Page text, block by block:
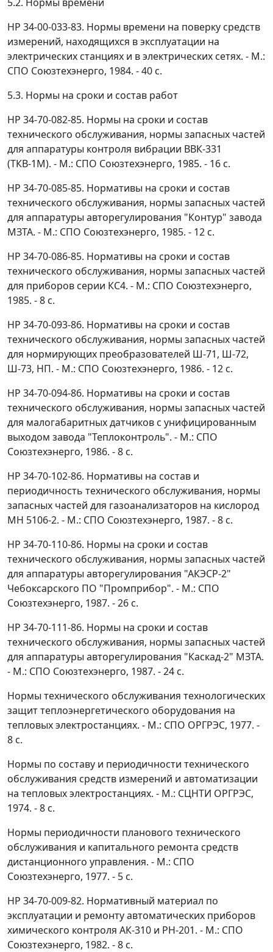
HP 34-00-033-83. Нормы времени на поверку средств
измерений, находящихся в эксплуатации на
электрических станциях и в электрических сетях. - М.:
СПО Союзтехэнерго, 1984. - 40 с.
5.3. Нормы на сроки и состав работ
HP 34-70-082-85. Нормы на сроки и состав
технического обслуживания, нормы запасных частей
для аппаратуры контроля вибрации ВВК-331
(ТКВ-1M). - М.: СПО Союзтехэнерго, 1985. - 16 с.
HP 34-70-085-85. Нормативы на сроки и состав
технического обслуживания, нормы запасных частей
для аппаратуры авторегулирования "Контур" завода
МЗТА. - М.: СПО Союзтехэнерго, 1985. - 12 с.
HP 34-70-086-85. Нормативы на сроки и состав
технического обслуживания, нормы запасных частей
для приборов серии КС4. - М.: СПО Союзтехэнерго,
1985. - 8 с.
HP 34-70-093-86. Нормативы на сроки и состав
технического обслуживания, нормы запасных частей
для нормирующих преобразователей Ш-71, Ш-72,
Ш-73, НП. - М.: СПО Союзтехэнерго, 1986. - 12 с.
HP 34-70-094-86. Нормативы на сроки и состав
технического обслуживания, нормы запасных частей
для малогабаритных датчиков с унифицированным
выходом завода "Теплоконтроль". - М.: СПО
Союзтехэнерго, 1986. - 8 с.
HP 34-70-102-86. Нормативы на состав и
периодичность технического обслуживания, нормы
запасных частей для газоанализаторов на кислород
МН 5106-2. - М.: СПО Союзтехэнерго, 1987. - 8 с.
HP 34-70-110-86. Нормы на сроки и состав
технического обслуживания, нормы запасных частей
для аппаратуры авторегулирования "АКЭСР-2"
Чебоксарского ПО "Промприбор". - М.: СПО
Союзтехэнерго, 1987. - 26 с.
HP 34-70-111-86. Нормы на сроки и состав
технического обслуживания, нормы запасных частей
для аппаратуры авторегулирования "Каскад-2" МЗТА.
- М.: СПО Союзтехэнерго, 1987. - 24 с.
Нормы технического обслуживания технологических
защит теплоэнергетического оборудования на
тепловых электростанциях. - М.: СПО ОРГРЭС, 1977. -
8 с.
Нормы по составу и периодичности технического
обслуживания средств измерений и автоматизации
на тепловых электростанциях. - М.: СЦНТИ ОРГРЭС,
1974. - 8 с.
Нормы периодичности планового технического
обслуживания и капитального ремонта средств
дистанционного управления. - М.: СПО
Союзтехэнерго, 1977. - 5 с.
HP 34-70-009-82. Нормативный материал по
эксплуатации и ремонту автоматических приборов
химического контроля АК-310 и PH-201. - М.: СПО
Союзтехэнерго, 1982. - 8 с.